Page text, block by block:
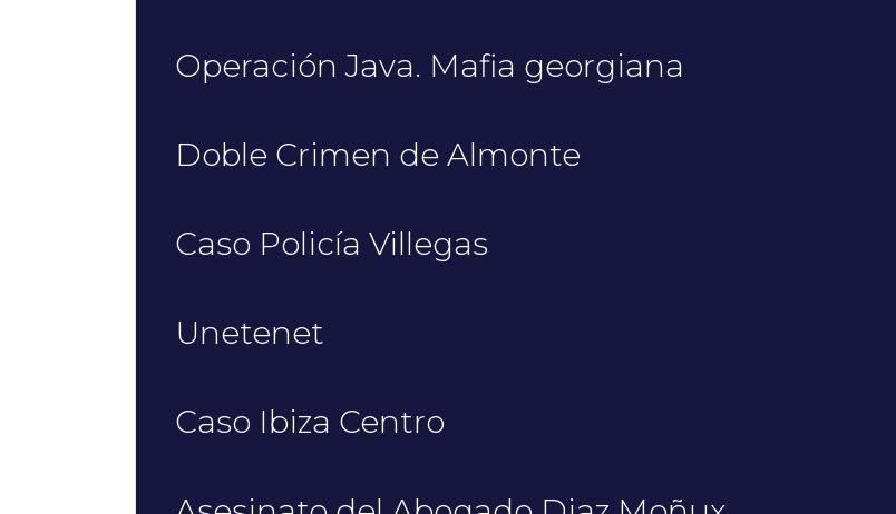
Operación Java. Mafia georgiana
Doble Crimen de Almonte
Caso Policía Villegas
Unetenet
Caso Ibiza Centro